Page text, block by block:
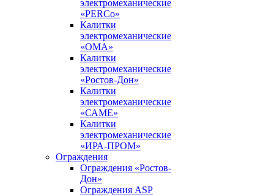
электромеханические
«PERCo»
Калитки
электромеханические
«ОМА»
Калитки
электромеханические
«Ростов-Дон»
Калитки
электромеханические
«САМЕ»
Калитки
электромеханические
«ИРА-ПРОМ»
Ограждения
Ограждения «Ростов-
Дон»
Ограждения ASP